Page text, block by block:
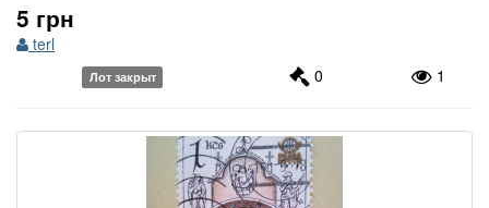
5 грн
terl
Лот закрыт 0 1